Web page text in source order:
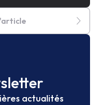
actualités